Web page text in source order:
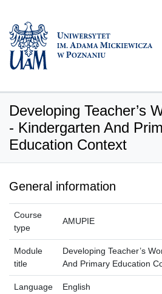
Developing Teacher’s
- Kindergarten And
Education Context
General information
Course
type
AMUPIE
Module
title
Developing Teacher’s
And Primary Education
Language English